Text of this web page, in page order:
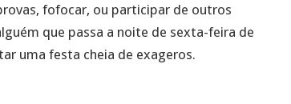
fofocar, ou participar de outros
que passa a noite de sexta-feira de
uma festa cheia de exageros.